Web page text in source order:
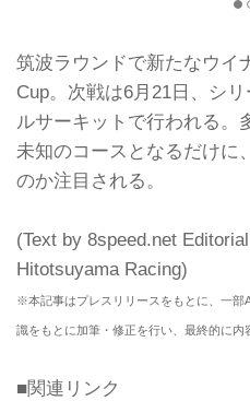
筑波ラウンドで新たなウイ
Cup。次戦は6月21日、シ
ルサーキットで行われる。
未知のコースとなるだけに
のか注目される。
(Text by 8speed.net
Hitotsuyama Racing)
※本記事はプレスリリースをもとに、一部
識をもとに加筆・修正を行い、最終的に内
■関連リンク